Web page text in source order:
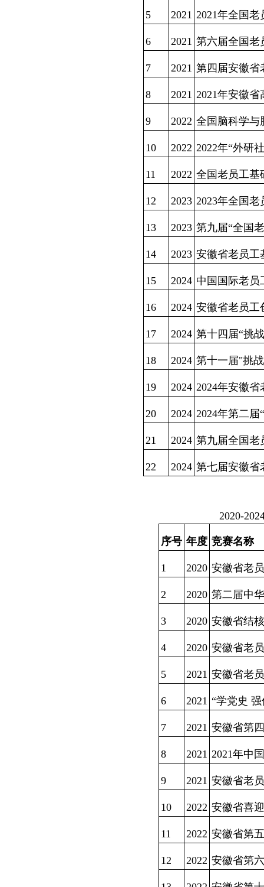
5 2021 2021年全国
6 2021 第六届全国老
7 2021 第四届安徽省
8 2021 2021年安徽
9 2022 全国脑科学与
10 2022 2022年“外研
11 2022 全国老员工基
12 2023 2023年全国
13 2023 第九届“全国
14 2023 安徽省老员工
15 2024 中国国际老员
16 2024 安徽省老员工
17 2024 第十四届“挑
18 2024 第十一届"挑
19 2024 2024年安徽
20 2024 2024年第二
21 2024 第九届全国老
22 2024 第七届安徽省
2020-
序号 年度 竞赛名称
1 2020 安徽省老
2 2020 第二届中
3 2020 安徽省结
4 2020 安徽省老
5 2021 安徽省老
6 2021 “学党史
7 2021 安徽省第
8 2021 2021年中
9 2021 安徽省老
10 2022 安徽省喜
11 2022 安徽省第
12 2022 安徽省第